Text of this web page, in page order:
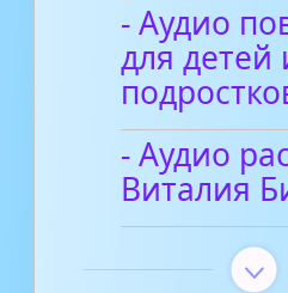
- Аудио
для детей
- Аудио
Виталия